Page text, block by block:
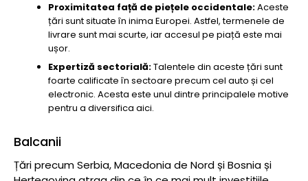
Proximitatea față de piețele occidentale:Aceste
țări sunt situate în inima Europei. Astfel, termenele de
livrare sunt mai scurte, iar accesul pe piață este mai
ușor.
Expertiză sectorială:Talentele din aceste țări sunt
foarte calificate în sectoare precum cel auto și cel
electronic. Acesta este unul dintre principalele motive
pentru a diversifica aici.
Balcanii
Țări precum Serbia, Macedonia de Nord și Bosnia și